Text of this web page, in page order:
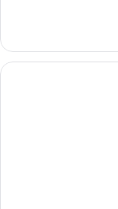
ágy,
nemdohányzó
(with
ágy,
nemdohányzó
(with